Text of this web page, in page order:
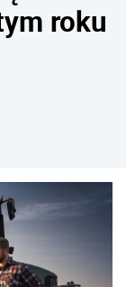
roku